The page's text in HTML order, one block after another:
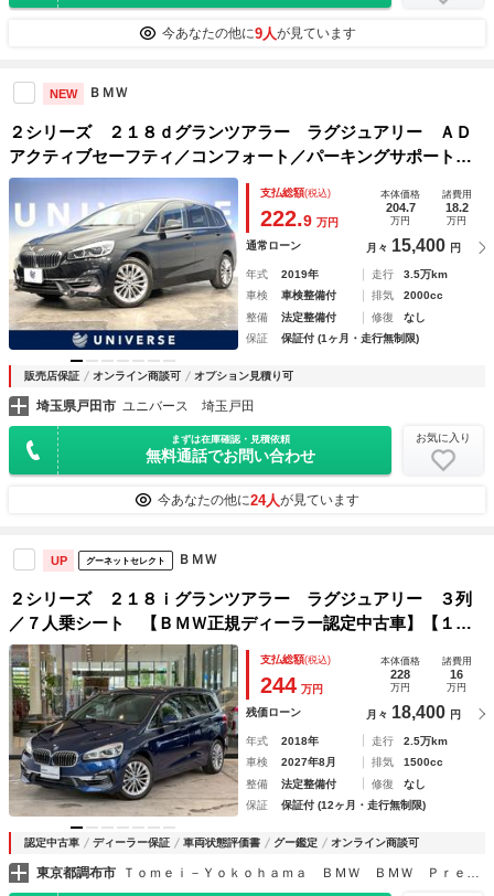
今あなたの他に9人が見ています
NEW ＢＭＷ
２シリーズ ２１８ｄグランツアラー ラグジュアリー ＡＤ
アクティブセーフティ／コンフォート／パーキングサポートＰ
ＫＧ ｈａｍａｎ／ｋａｒｄｏｎ 本革シート パワーシー
ト シートヒーター 純正ナビ バックカメラ アクティブ
クルーズ インテリジェントＳ
支払総額(税込)
222.9 万円
本体価格
204.7
万円
諸費用
18.2
万円
通常ローン 月々 15,400 円
年式 2019年 走行
3.5万km
車検
車検整備付 排気
2000cc
整備
法定整備付 修復
なし
保証
保証付 (1ヶ月・走行無制限)
販売店保証 オンライン商談可 オプション見積り可
埼玉県戸田市 ユニバース 埼玉戸田
まずは在庫確認・見積依頼
無料通話でお問い合わせ
お気に入り
今あなたの他に24人が見ています
UP グーネットセレクト ＢＭＷ
２シリーズ ２１８ｉグランツアラー ラグジュアリー ３列
／７人乗シート 【ＢＭＷ正規ディーラー認定中古車】【１
年・走行距離無制限保証付き】コンフォートパッケージ／オー
トクルーズ／前車追従機能／ヘッドアップディスプレイ／パー
キングアシスト／オートトランク／１７インチＡＷ
支払総額(税込)
244 万円
本体価格
228
万円
諸費用
16
万円
残価ローン 月々 18,400 円
年式 2018年 走行
2.5万km
車検
2027年8月 排気
1500cc
整備
法定整備付 修復
なし
保証
保証付 (12ヶ月・走行無制限)
認定中古車 ディーラー保証 車両状態評価書 グー鑑定 オンライン商談可
東京都調布市 Ｔｏｍｅｉ－Ｙｏｋｏｈａｍａ ＢＭＷ ＢＭＷ Ｐｒｅｍｉｕｍ Ｓｅｌｅｃｔｉｏｎ 調布